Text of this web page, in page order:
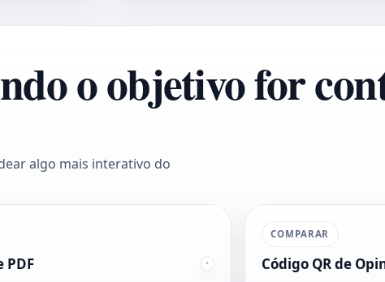
o objetivo for
algo mais interativo do
PDF
COMPARAR
Código QR de